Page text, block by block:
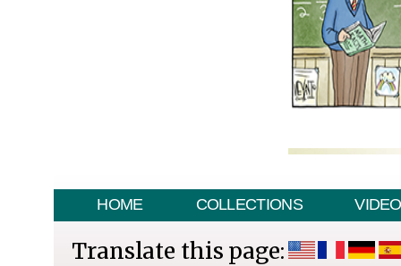
HOME COLLECTIONS VIDEO
Translate this page: